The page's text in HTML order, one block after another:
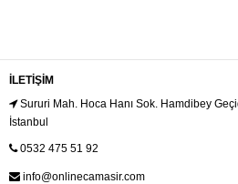
İLETIŞIM
Sururi Mah. Hoca Hanı Sok. Hamdibey
İstanbul
0532 475 51 92
info@onlinecamasir.com